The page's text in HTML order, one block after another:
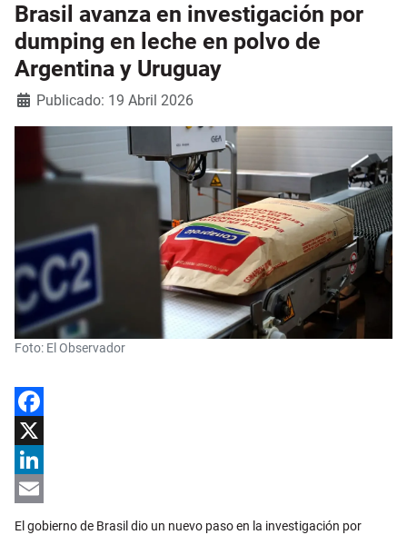
Brasil avanza en investigación por
dumping en leche en polvo de
Argentina y Uruguay
Detalles
Publicado: 19 Abril 2026
Foto: El Observador
Facebook
X
LinkedIn
Email
El gobierno de Brasil dio un nuevo paso en la investigación por